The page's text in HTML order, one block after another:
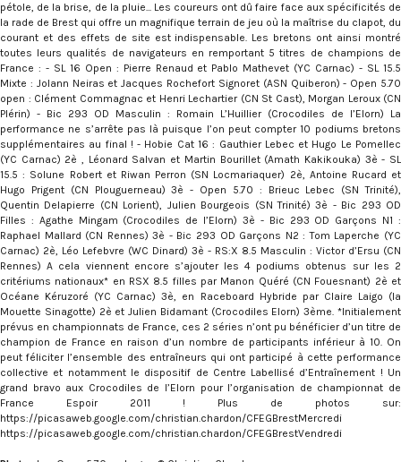
pétole, de la brise, de la pluie... Les coureurs ont dû faire face aux spécificités de
la rade de Brest qui offre un magnifique terrain de jeu où la maîtrise du clapot, du
courant et des effets de site est indispensable. Les bretons ont ainsi montré
toutes leurs qualités de navigateurs en remportant 5 titres de champions de
France : - SL 16 Open : Pierre Renaud et Pablo Mathevet (YC Carnac) - SL 15.5
Mixte : Jolann Neiras et Jacques Rochefort Signoret (ASN Quiberon) - Open 5.70
open : Clément Commagnac et Henri Lechartier (CN St Cast), Morgan Leroux (CN
Plérin) - Bic 293 OD Masculin : Romain L’Huillier (Crocodiles de l’Elorn) La
performance ne s’arrête pas là puisque l’on peut compter 10 podiums bretons
supplémentaires au final ! - Hobie Cat 16 : Gauthier Lebec et Hugo Le Pomellec
(YC Carnac) 2è , Léonard Salvan et Martin Bourillet (Amath Kakikouka) 3è - SL
15.5 : Solune Robert et Riwan Perron (SN Locmariaquer) 2è, Antoine Rucard et
Hugo Prigent (CN Plouguerneau) 3è - Open 5.70 : Brieuc Lebec (SN Trinité),
Quentin Delapierre (CN Lorient), Julien Bourgeois (SN Trinité) 3è - Bic 293 OD
Filles : Agathe Mingam (Crocodiles de l’Elorn) 3è - Bic 293 OD Garçons N1 :
Raphael Mallard (CN Rennes) 3è - Bic 293 OD Garçons N2 : Tom Laperche (YC
Carnac) 2è, Léo Lefebvre (WC Dinard) 3è - RS:X 8.5 Masculin : Victor d’Ersu (CN
Rennes) A cela viennent encore s’ajouter les 4 podiums obtenus sur les 2
critériums nationaux* en RSX 8.5 filles par Manon Quéré (CN Fouesnant) 2è et
Océane Kéruzoré (YC Carnac) 3è, en Raceboard Hybride par Claire Laigo (la
Mouette Sinagotte) 2è et Julien Bidamant (Crocodiles Elorn) 3ème. *Initialement
prévus en championnats de France, ces 2 séries n’ont pu bénéficier d’un titre de
champion de France en raison d’un nombre de participants inférieur à 10. On
peut féliciter l’ensemble des entraîneurs qui ont participé à cette performance
collective et notamment le dispositif de Centre Labellisé d’Entraînement ! Un
grand bravo aux Crocodiles de l’Elorn pour l’organisation de championnat de
France Espoir 2011 ! Plus de photos sur:
https://picasaweb.google.com/christian.chardon/CFEGBrestMercredi
https://picasaweb.google.com/christian.chardon/CFEGBrestVendredi